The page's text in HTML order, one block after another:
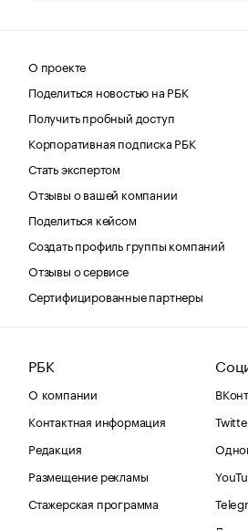
О проекте
Поделиться новостью на РБК
Получить пробный доступ
Корпоративная подписка РБК
Стать экспертом
Отзывы о вашей компании
Поделиться кейсом
Создать профиль группы компаний
Отзывы о сервисе
Сертифицированные партнеры
РБК
О компании
Контактная информация
Редакция
Размещение рекламы
Стажерская программа